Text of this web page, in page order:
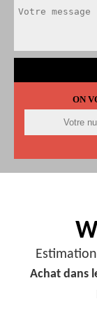
ON
Achat dans